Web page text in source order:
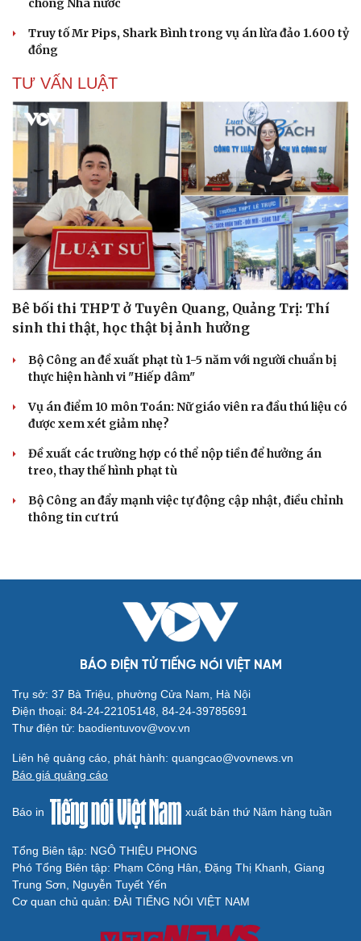
Cải chính
chống Nhà nước
Truy tố Mr Pips, Shark Bình trong vụ án lừa đảo 1.600 tỷ
đồng
TƯ VẤN LUẬT
Bê bối thi THPT ở Tuyên Quang, Quảng Trị: Thí
sinh thi thật, học thật bị ảnh hưởng
Bộ Công an đề xuất phạt tù 1-5 năm với người chuẩn bị
thực hiện hành vi "Hiếp dâm"
Vụ án điểm 10 môn Toán: Nữ giáo viên ra đầu thú liệu có
được xem xét giảm nhẹ?
Đề xuất các trường hợp có thể nộp tiền để hưởng án
treo, thay thế hình phạt tù
Bộ Công an đẩy mạnh việc tự động cập nhật, điều chỉnh
thông tin cư trú
BÁO ĐIỆN TỬ TIẾNG NÓI VIỆT NAM
Trụ sở: 37 Bà Triệu, phường Cửa Nam, Hà Nội
Điện thoại: 84-24-22105148, 84-24-39785691
Thư điện tử: baodientuvov@vov.vn
Liên hệ quảng cáo, phát hành: quangcao@vovnews.vn
Báo giá quảng cáo
Báo in xuất bản thứ Năm hàng tuần
Tổng Biên tập: NGÔ THIỆU PHONG
Phó Tổng Biên tập: Phạm Công Hân, Đặng Thị Khanh, Giang
Trung Sơn, Nguyễn Tuyết Yến
Cơ quan chủ quản: ĐÀI TIẾNG NÓI VIỆT NAM